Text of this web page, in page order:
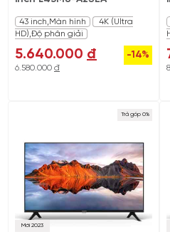
43 inch,Màn hình
4K (Ultra
HD),Độ phân giải
5.640.000 đ -14%
6.580.000 đ
Mới 2023
Trả góp 0%